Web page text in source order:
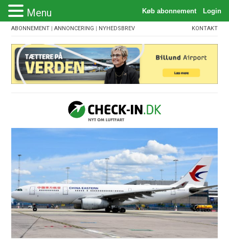
ABONNEMENT |ANNONCERING | NYHEDSBREV KONTAKT
Menu